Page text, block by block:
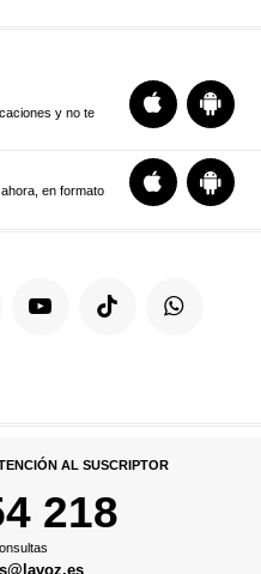
y no te
en formato
AL SUSCRIPTOR
218